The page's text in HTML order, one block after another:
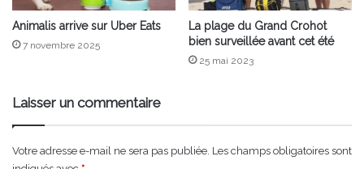
Animalis arrive sur Uber Eats
7 novembre 2025
La plage du Grand Crohot
bien surveillée avant cet été
25 mai 2023
Laisser un commentaire
Votre adresse e-mail ne sera pas publiée. Les champs obligatoires sont